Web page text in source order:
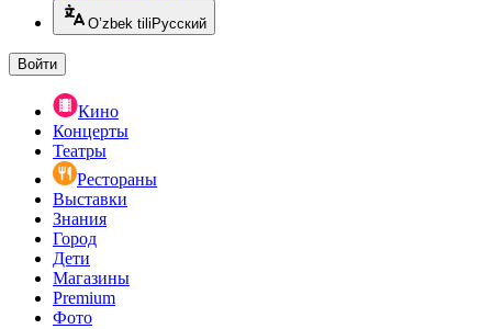
O’zbek tili Русский
Войти
Кино
Концерты
Театры
Рестораны
Выставки
Знания
Город
Дети
Магазины
Premium
Фото